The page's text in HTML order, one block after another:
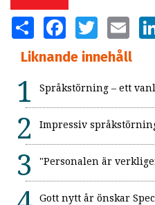
SHARE FACEBOOKTWITTER EMAIL
Liknande innehåll
Språkstörning – ett
Impressiv
"Personalen är
Gott nytt år önskar